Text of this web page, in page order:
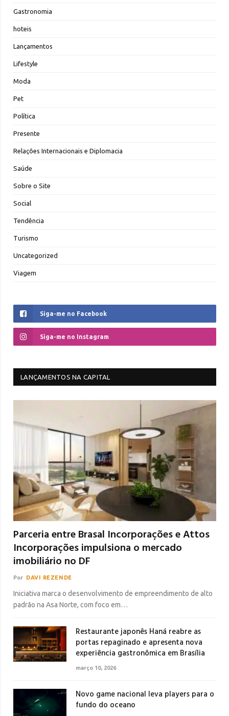
Gastronomia
hoteis
Lançamentos
Lifestyle
Moda
Pet
Política
Presente
Relações Internacionais e Diplomacia
Saúde
Sobre o Site
Social
Tendência
Turismo
Uncategorized
Viagem
Siga-me no Facebook
Siga-me no Instagram
LANÇAMENTOS NA CAPITAL
Parceria entre Brasal Incorporações e Attos
Incorporações impulsiona o mercado
imobiliário no DF
Por DAVI REZENDE
Iniciativa marca o desenvolvimento de empreendimento de alto
padrão na Asa Norte, com foco em…
Restaurante japonês Haná reabre as
portas repaginado e apresenta nova
experiência gastronômica em Brasília
março 10, 2026
Novo game nacional leva players para o
fundo do oceano